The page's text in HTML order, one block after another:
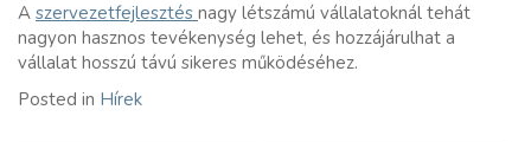
A szervezetfejlesztés nagy létszámú vállalatoknál tehát
nagyon hasznos tevékenység lehet, és hozzájárulhat a
vállalat hosszú távú sikeres működéséhez.
Posted in Hírek